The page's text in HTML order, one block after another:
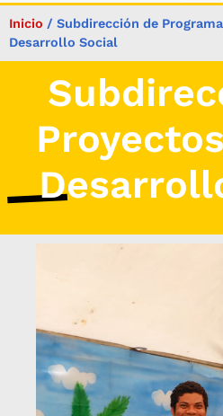
Inicio / Subdirección de
Desarrollo Social